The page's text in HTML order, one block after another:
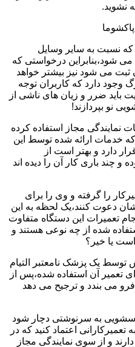
نشوید.
که نسبت به سایر وسایل
می شود،بنابراین درخواستی که
ثبت می شود نیز بیشتر خواهد
وجود دارد که کاربران توجه
باید ضرر و زیان های ناشی از
نو بپردازند!
نمایندگی مجاز استفاده کرده
که خدمات ارائه شده توسط این
دارد و بهتر است از
و چند باری کار آن را دیده اند
را گرفته و وی را برای
دعوت کنند،یک لحظه به این
تعمیرات این دستگاه متفاوت
شده از چه نوعی هستند و
یا خیر؟
یک پزشک نامعتبر التیام
تعمیر آن استفاده شده،پس از
می بندد و ترجیح می دهد
به سرنوشتی دچار شود
اعتماد کنید که در
و از سوی نمایندگی مجاز